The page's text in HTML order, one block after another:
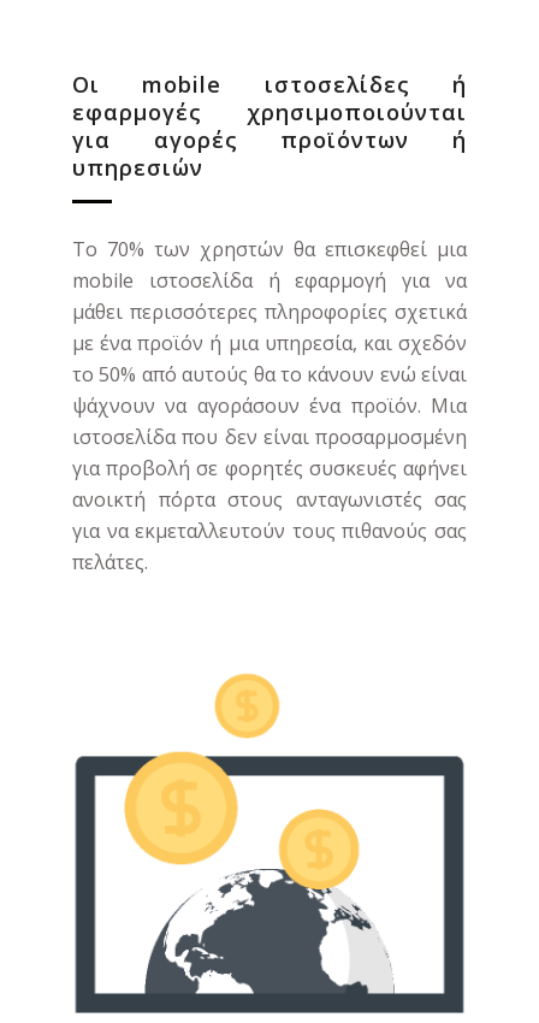
Οι mobile ιστοσελίδες ή
εφαρμογές χρησιμοποιούνται
για αγορές προϊόντων ή
υπηρεσιών
Το 70% των χρηστών θα επισκεφθεί μια
mobile ιστοσελίδα ή εφαρμογή για να
μάθει περισσότερες πληροφορίες σχετικά
με ένα προϊόν ή μια υπηρεσία, και σχεδόν
το 50% από αυτούς θα το κάνουν ενώ είναι
ψάχνουν να αγοράσουν ένα προϊόν. Μια
ιστοσελίδα που δεν είναι προσαρμοσμένη
για προβολή σε φορητές συσκευές αφήνει
ανοικτή πόρτα στους ανταγωνιστές σας
για να εκμεταλλευτούν τους πιθανούς σας
πελάτες.